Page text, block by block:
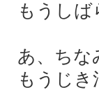
もうし
あ、ちな
もうじ